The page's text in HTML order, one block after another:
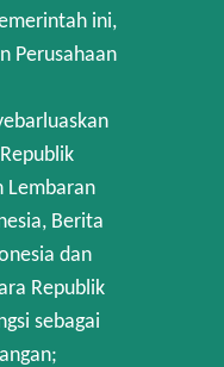
ini,
Perusahaan
Lembaran
Berita
dan
Republik
sebagai